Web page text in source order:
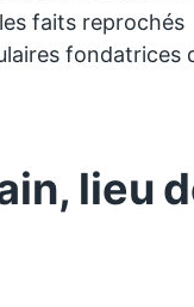
faits reprochés
fondatrices
lieu